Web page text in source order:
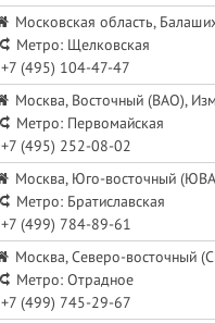
Московская область,
Метро: Щелковская
+7 (495) 104-47-47
Москва, Восточный (ВАО),
Метро: Первомайская
+7 (495) 252-08-02
Москва, Юго-восточный
Метро: Братиславская
+7 (499) 784-89-61
Москва, Северо-восточный
Метро: Отрадное
+7 (499) 745-29-67